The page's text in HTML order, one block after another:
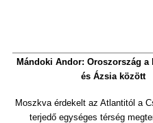
Mándoki Andor: Oroszország a
és Ázsia között
Moszkva érdekelt az Atlantitól a
terjedő egységes térség